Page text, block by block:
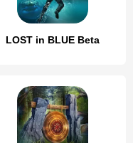
LOST in BLUE Beta